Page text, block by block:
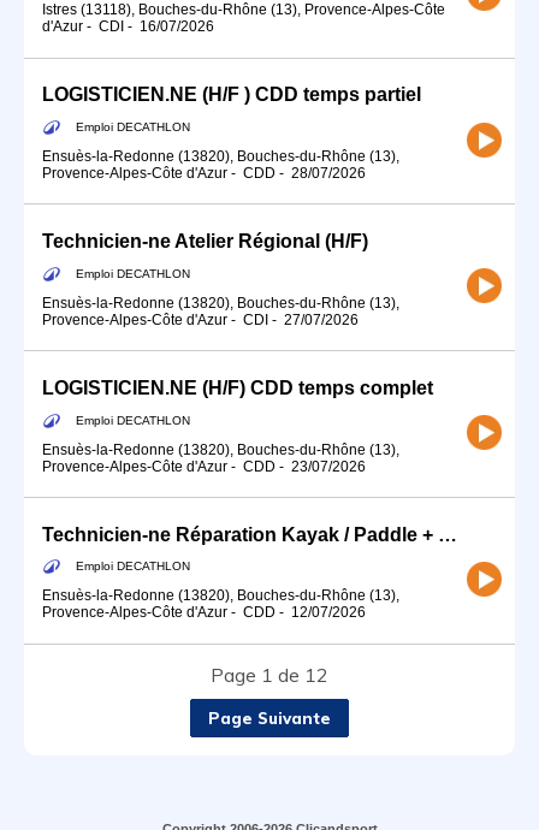
Istres (13118), Bouches-du-Rhône (13), Provence-Alpes-Côte
d'Azur - CDI - 16/07/2026
LOGISTICIEN.NE (H/F ) CDD temps partiel
Emploi DECATHLON
Ensuès-la-Redonne (13820), Bouches-du-Rhône (13),
Provence-Alpes-Côte d'Azur - CDD - 28/07/2026
Technicien-ne Atelier Régional (H/F)
Emploi DECATHLON
Ensuès-la-Redonne (13820), Bouches-du-Rhône (13),
Provence-Alpes-Côte d'Azur - CDI - 27/07/2026
LOGISTICIEN.NE (H/F) CDD temps complet
Emploi DECATHLON
Ensuès-la-Redonne (13820), Bouches-du-Rhône (13),
Provence-Alpes-Côte d'Azur - CDD - 23/07/2026
Technicien-ne Réparation Kayak / Paddle + matériel de randonnée
Emploi DECATHLON
Ensuès-la-Redonne (13820), Bouches-du-Rhône (13),
Provence-Alpes-Côte d'Azur - CDD - 12/07/2026
Page 1 de 12
Page Suivante